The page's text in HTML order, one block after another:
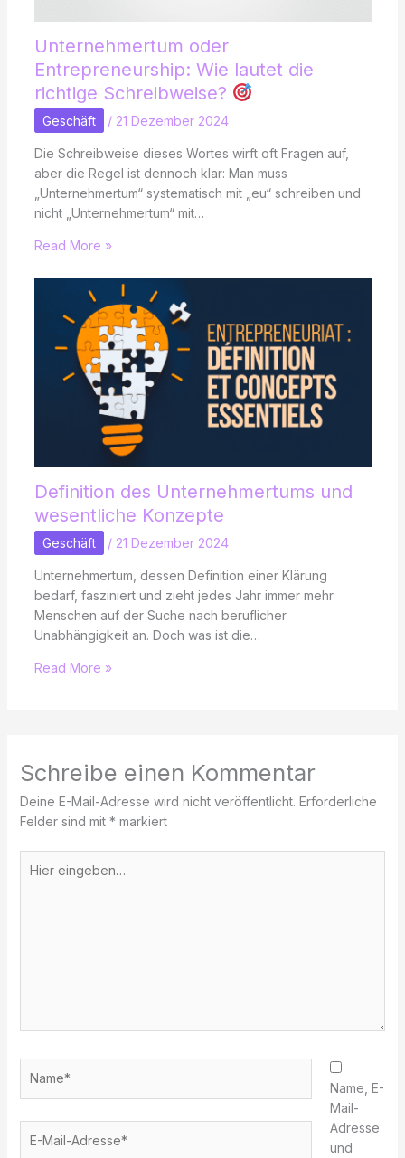
Unternehmertum oder
Entrepreneurship: Wie lautet die
richtige Schreibweise?
Geschäft / 21 Dezember 2024
Die Schreibweise dieses Wortes wirft oft Fragen auf,
aber die Regel ist dennoch klar: Man muss
„Unternehmertum“ systematisch mit „eu“ schreiben und
nicht „Unternehmertum“ mit…
Read More »
Definition des Unternehmertums und
wesentliche Konzepte
Geschäft / 21 Dezember 2024
Unternehmertum, dessen Definition einer Klärung
bedarf, fasziniert und zieht jedes Jahr immer mehr
Menschen auf der Suche nach beruflicher
Unabhängigkeit an. Doch was ist die…
Read More »
Schreibe einen Kommentar
Deine E-Mail-Adresse wird nicht veröffentlicht. Erforderliche
Felder sind mit * markiert
eingeben…
Mail-
Name, E-
Mail-
Adresse
und